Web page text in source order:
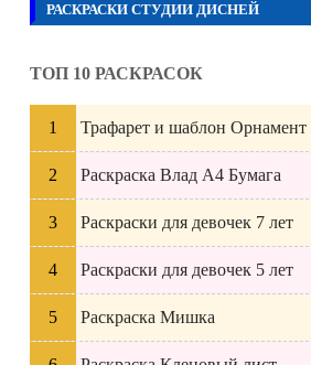
РАСКРАСКИ СТУДИИ ДИСНЕЙ
ТОП 10 РАСКРАСОК
Трафарет и шаблон Орнамент
Раскраска Влад А4 Бумага
Раскраски для девочек 7 лет
Раскраски для девочек 5 лет
Раскраска Мишка